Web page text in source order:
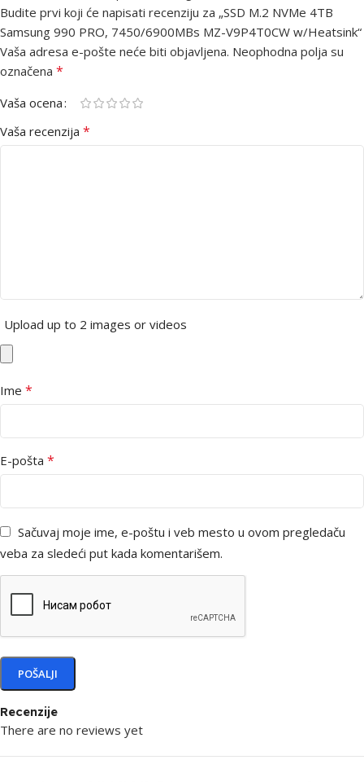
Recenzije
There are no reviews yet
Budite prvi koji će napisati recenziju za „SSD M.2 NVMe 4TB
Samsung 990 PRO, 7450/6900MBs MZ-V9P4T0CW w/Heatsink“
Vaša adresa e-pošte neće biti objavljena. Neophodna polja su
označena *
Vaša ocena
Vaša recenzija *
Upload up to 2 images or videos
Ime *
E-pošta *
Sačuvaj moje ime, e-poštu i veb mesto u ovom pregledaču
veba za sledeći put kada komentarišem.